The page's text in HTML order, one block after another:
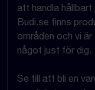
att handla
Budi.se finns
områden och vi
något just för dig.
Se till att bli en